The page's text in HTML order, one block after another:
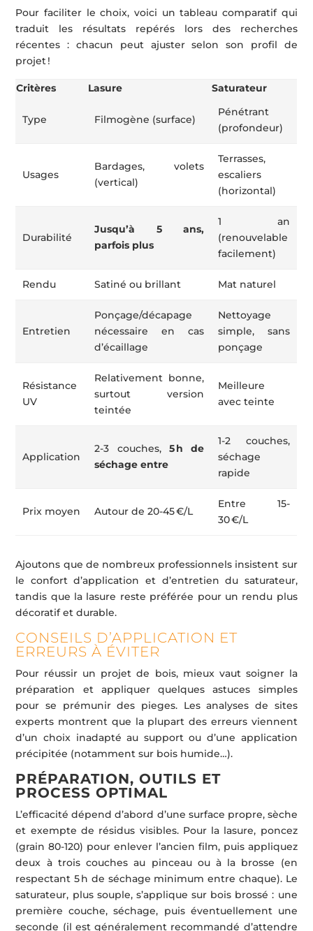
Pour faciliter le choix, voici un tableau comparatif qui
traduit les résultats repérés lors des recherches
récentes : chacun peut ajuster selon son profil de
projet !
Critères Lasure Saturateur
Type Filmogène (surface)
Pénétrant
(profondeur)
Usages
Bardages, volets
(vertical)
Terrasses,
escaliers
(horizontal)
Durabilité
Jusqu’à 5 ans,
parfois plus
1 an
(renouvelable
facilement)
Rendu Satiné ou brillant Mat naturel
Entretien
Ponçage/décapage
nécessaire en cas
d’écaillage
Nettoyage
simple, sans
ponçage
Résistance
UV
Relativement bonne,
surtout version
teintée
Meilleure
avec teinte
Application
2-3 couches,5 h de
séchage entre
1-2 couches,
séchage
rapide
Prix moyen Autour de 20-45 €/L
Entre 15-
30 €/L
Ajoutons que de nombreux professionnels insistent sur
le confort d’application et d’entretien du saturateur,
tandis que la lasure reste préférée pour un rendu plus
décoratif et durable.
CONSEILS D’APPLICATION ET
ERREURS À ÉVITER
Pour réussir un projet de bois, mieux vaut soigner la
préparation et appliquer quelques astuces simples
pour se prémunir des pieges. Les analyses de sites
experts montrent que la plupart des erreurs viennent
d’un choix inadapté au support ou d’une application
précipitée (notamment sur bois humide…).
PRÉPARATION, OUTILS ET
PROCESS OPTIMAL
L’efficacité dépend d’abord d’une surface propre, sèche
et exempte de résidus visibles. Pour la lasure, poncez
(grain 80-120) pour enlever l’ancien film, puis appliquez
deux à trois couches au pinceau ou à la brosse (en
respectant 5 h de séchage minimum entre chaque). Le
saturateur, plus souple, s’applique sur bois brossé : une
première couche, séchage, puis éventuellement une
seconde (il est généralement recommandé d’attendre